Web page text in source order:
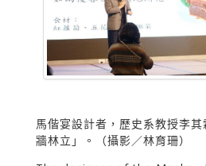
馬偕宴設計者，歷史系教授李
牆林立」。（攝影／林育珊）